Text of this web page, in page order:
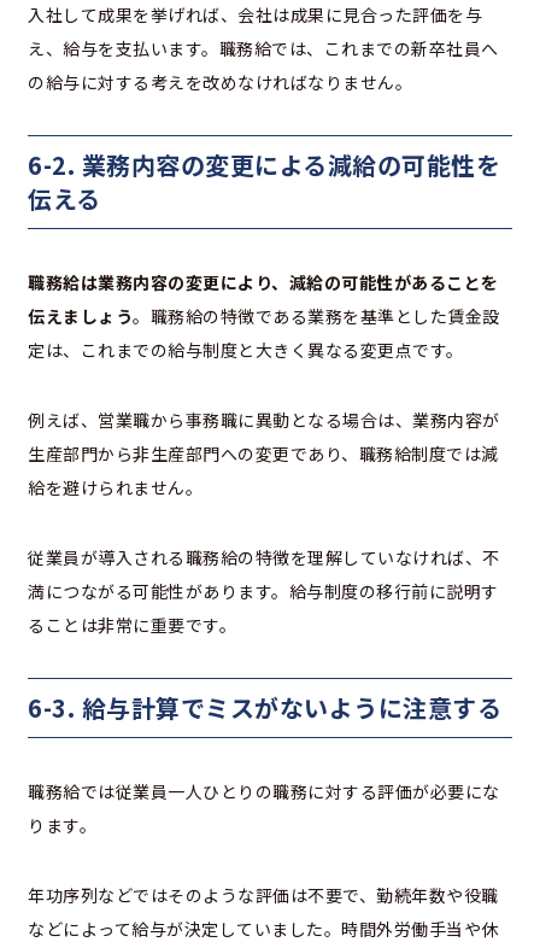
入社して成果を挙げれば、会社は成果に見合った評価を与
え、給与を支払います。職務給では、これまでの新卒社員へ
の給与に対する考えを改めなければなりません。
6-2. 業務内容の変更による減給の可能性を
伝える
職務給は業務内容の変更により、減給の可能性があることを
伝えましょう。職務給の特徴である業務を基準とした賃金設
定は、これまでの給与制度と大きく異なる変更点です。
例えば、営業職から事務職に異動となる場合は、業務内容が
生産部門から非生産部門への変更であり、職務給制度では減
給を避けられません。
従業員が導入される職務給の特徴を理解していなければ、不
満につながる可能性があります。給与制度の移行前に説明す
ることは非常に重要です。
6-3. 給与計算でミスがないように注意する
職務給では従業員一人ひとりの職務に対する評価が必要にな
ります。
年功序列などではそのような評価は不要で、勤続年数や役職
などによって給与が決定していました。時間外労働手当や休